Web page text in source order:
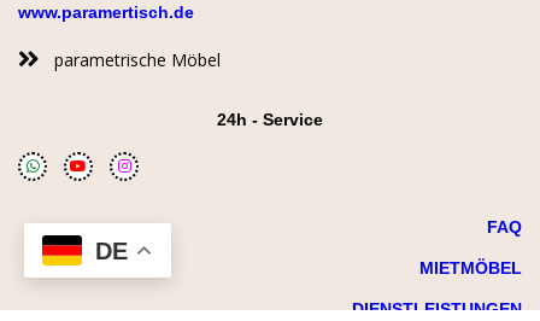
www.paramertisch.de
parametrische Möbel
24h - Service
FAQ
MIETMÖBEL
DIENSTLEISTUNGEN
DE